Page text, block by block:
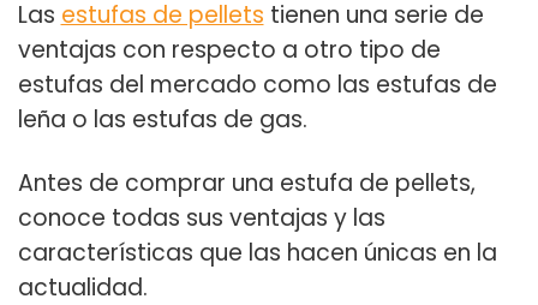
Las estufas de pellets tienen una serie de
ventajas con respecto a otro tipo de
estufas del mercado como las estufas de
leña o las estufas de gas.
Antes de comprar una estufa de pellets,
conoce todas sus ventajas y las
características que las hacen únicas en la
actualidad.